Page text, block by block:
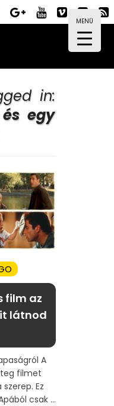
MENÜ
in:
egy
film az
látnod
A
filmet
Ez
csak ...